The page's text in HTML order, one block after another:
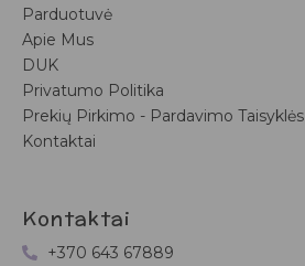
Parduotuvė
Apie Mus
DUK
Privatumo Politika
Prekių Pirkimo - Pardavimo Taisyklės
Kontaktai
Kontaktai
+370 643 67889